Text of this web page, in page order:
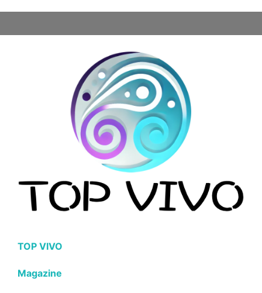
TOP VIVO
Magazine